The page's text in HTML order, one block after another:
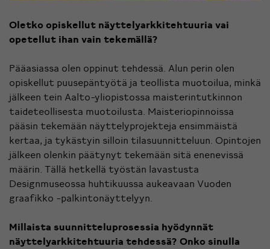
Oletko opiskellut näyttelyarkkitehtuuria vai
opetellut ihan vain tekemällä?
Pääasiassa olen oppinut tehdessä. Alun perin olen
opiskellut puusepäntyötä ja teollista muotoilua, minkä
jälkeen tein Aalto-yliopistossa maisterintutkinnon
taideteollisesta muotoilusta. Maisteriopinnoissa
pääsin tekemään näyttelyprojekteja ensimmäistä
kertaa, ja tykästyin silloin tilasuunnitteluun. Opintojen
jälkeen olenkin päätynyt tekemään sitä enenevissä
määrin. Tällä hetkellä työstän lavastusta
Designmuseossa huhtikuussa aukeavaan Vuoden
graafikko -palkintonäyttelyyn.
Millaista suunnitteluprosessia hyödynnät
näyttelyarkkitehtuuria tehdessä? Onko sinulla